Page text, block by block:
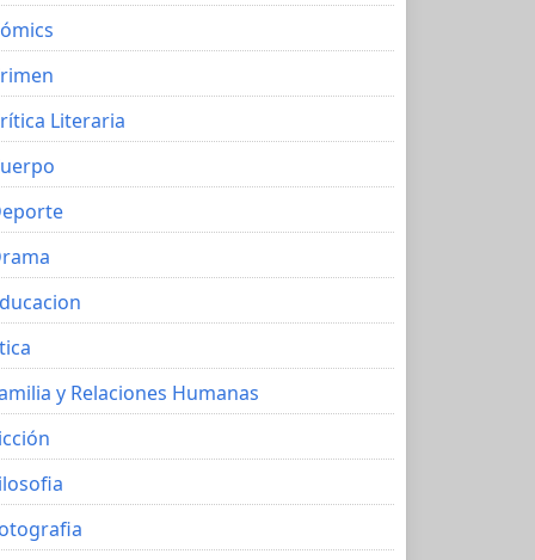
Literaria
y Relaciones Humanas